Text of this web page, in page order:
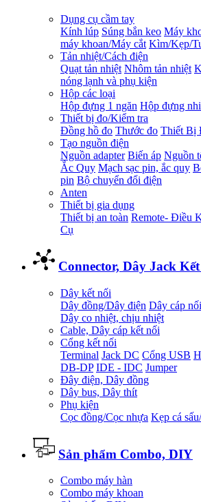
Dụng cụ cầm tay
Kính lúp Súng bắn keo Máy
máy khoan/Máy cắt Kìm/Kẹp/
Tản nhiệt/Cách điện
Quạt tản nhiệt Nhôm tản nhiệt
nóng lạnh và phụ kiện
Hộp các loại
Hộp đựng 1 ngăn Hộp đựng
Thiết bị đo/Kiểm tra
Đồng hồ đo Thước đo Thiết Bị
Tạo nguồn điện
Nguồn adapter Biến áp Nguồn
Ắc Quy Mạch sạc pin, ắc quy
pin Bộ chuyển đổi điện
Anten
Thiết bị gia dụng
Thiết bị an toàn Remote- Điều
Cụ
Connector, Dây Jack
Dây kết nối
Dây đồng/Dây điện Dây cáp nối
Dây co nhiệt, chịu nhiệt
Cable, Dây cáp kết nối
Cổng kết nối
Terminal Jack DC Cổng USB
DB-DP IDE - IDC Jumper
Đây điện, Dây đồng
Dây bus, Dây thít
Phụ kiện
Cọc đồng/Cọc nhựa Kẹp cá
Sản phẩm Combo, DIY
Combo máy hàn
Combo máy khoan